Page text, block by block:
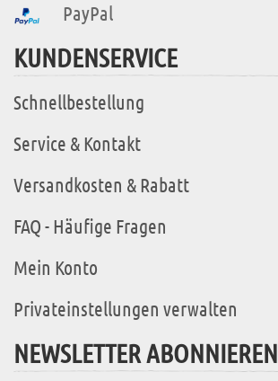
PayPal
KUNDENSERVICE
Schnellbestellung
Service & Kontakt
Versandkosten & Rabatt
FAQ - Häufige Fragen
Mein Konto
Privateinstellungen verwalten
NEWSLETTER ABONNIEREN